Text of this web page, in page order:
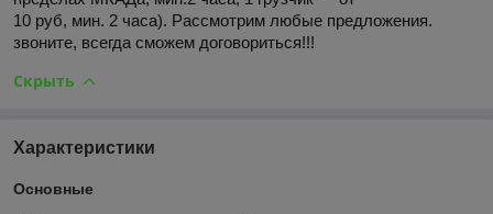
10 руб, мин. 2 часа). Рассмотрим любые предложения.
звоните, всегда сможем договориться!!!
Скрыть
Характеристики
Основные